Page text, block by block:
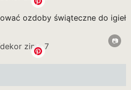
ozdoby świąteczne do igieł